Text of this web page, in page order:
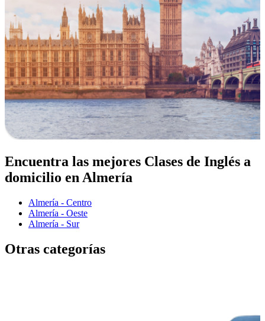
Encuentra las mejores Clases de Inglés a
domicilio en Almería
Almería - Centro
Almería - Oeste
Almería - Sur
Otras categorías